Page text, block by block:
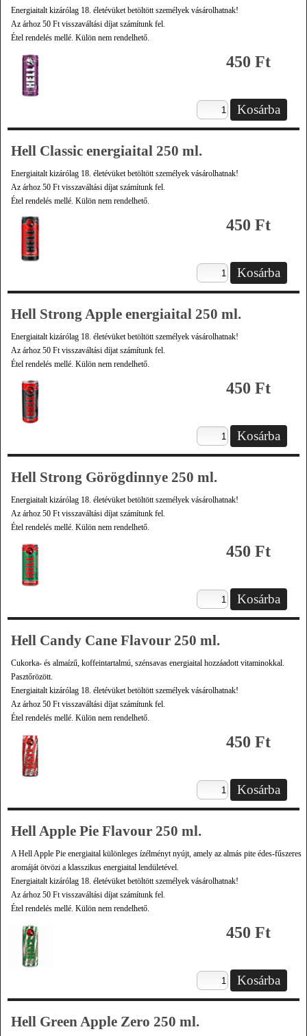
Energiaitalt kizárólag 18. életévüket betöltött személyek vásárolhatnak!
Az árhoz 50 Ft visszaváltási díjat számítunk fel.
Étel rendelés mellé. Külön nem rendelhető.
450 Ft
Hell Classic energiaital 250 ml.
Energiaitalt kizárólag 18. életévüket betöltött személyek vásárolhatnak!
Az árhoz 50 Ft visszaváltási díjat számítunk fel.
Étel rendelés mellé. Külön nem rendelhető.
450 Ft
Hell Strong Apple energiaital 250 ml.
Energiaitalt kizárólag 18. életévüket betöltött személyek vásárolhatnak!
Az árhoz 50 Ft visszaváltási díjat számítunk fel.
Étel rendelés mellé. Külön nem rendelhető.
450 Ft
Hell Strong Görögdinnye 250 ml.
Energiaitalt kizárólag 18. életévüket betöltött személyek vásárolhatnak!
Az árhoz 50 Ft visszaváltási díjat számítunk fel.
Étel rendelés mellé. Külön nem rendelhető.
450 Ft
Hell Candy Cane Flavour 250 ml.
Cukorka- és almaízű, koffeintartalmú, szénsavas energiaital hozzáadott vitaminokkal.
Pasztőrözött.
Energiaitalt kizárólag 18. életévüket betöltött személyek vásárolhatnak!
Az árhoz 50 Ft visszaváltási díjat számítunk fel.
Étel rendelés mellé. Külön nem rendelhető.
450 Ft
Hell Apple Pie Flavour 250 ml.
A Hell Apple Pie energiaital különleges ízélményt nyújt, amely az almás pite édes-fűszeres
aromáját ötvözi a klasszikus energiaital lendületével.
Energiaitalt kizárólag 18. életévüket betöltött személyek vásárolhatnak!
Az árhoz 50 Ft visszaváltási díjat számítunk fel.
Étel rendelés mellé. Külön nem rendelhető.
450 Ft
Hell Green Apple Zero 250 ml.